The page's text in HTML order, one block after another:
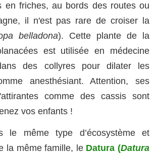
en friches, au bords des routes ou
il n'est pas rare de croiser la
belladona). Cette plante de la
est utilisée en médecine
des collyres pour dilater les
anesthésiant. Attention, ses
comme des cassis sont
vos enfants !
le même type d’écosystème et
la même famille, le Datura (Datura